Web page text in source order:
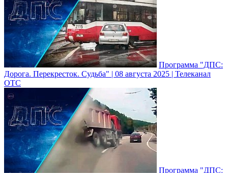
Программа "ДПС:
Дорога. Перекресток. Судьба" | 08 августа 2025 | Телеканал
ОТС
Программа "ДПС: